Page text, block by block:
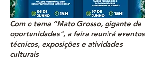
Com o tema “Mato Grosso, gigante de
oportunidades”, a feira reunirá eventos
técnicos, exposições e atividades
culturais